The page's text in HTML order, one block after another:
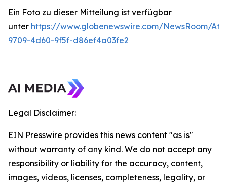
Ein Foto zu dieser Mitteilung ist verfügbar
unter https://www.globenewswire.com/NewsRoom/
9709-4d60-9f5f-d86ef4a03fe2
Legal Disclaimer:
EIN Presswire provides this news content "as is"
without warranty of any kind. We do not accept any
responsibility or liability for the accuracy, content,
images, videos, licenses, completeness, legality, or